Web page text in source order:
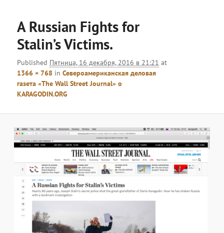
A Russian Fights for
Stalin’s Victims.
Published Пятница, 16 декабря, 2016 в 21:21 at
1366 × 768 inСевероамериканская деловая
газета «The Wall Street Journal» о
KARAGODIN.ORG